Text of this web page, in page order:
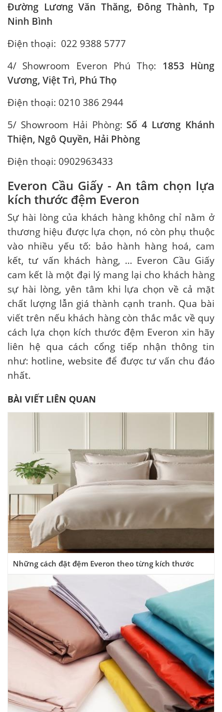
Đường Lương Văn Thăng, Đông Thành, Tp
Ninh Bình
Điện thoại: 022 9388 5777
4/ Showroom Everon Phú Thọ: 1853 Hùng
Vương, Việt Trì, Phú Thọ
Điện thoại: 0210 386 2944
5/ Showroom Hải Phòng: Số 4 Lương Khánh
Thiện, Ngô Quyền, Hải Phòng
Điện thoại: 0902963433
Everon Cầu Giấy - An tâm chọn lựa
kích thước đệm Everon
Sự hài lòng của khách hàng không chỉ nằm ở
thương hiệu được lựa chọn, nó còn phụ thuộc
vào nhiều yếu tố: bảo hành hàng hoá, cam
kết, tư vấn khách hàng, … Everon Cầu Giấy
cam kết là một đại lý mang lại cho khách hàng
sự hài lòng, yên tâm khi lựa chọn về cả mặt
chất lượng lẫn giá thành cạnh tranh. Qua bài
viết trên nếu khách hàng còn thắc mắc về quy
cách lựa chọn kích thước đệm Everon xin hãy
liên hệ qua cách cổng tiếp nhận thông tin
như: hotline, website để được tư vấn chu đáo
nhất.
BÀI VIẾT LIÊN QUAN
Những cách đặt đệm Everon theo từng kích thước